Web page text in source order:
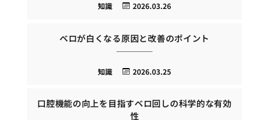
2026.03.26
知識
ベロが白くなる原因と改善のポイント
2026.03.25
知識
口腔機能の向上を目指すベロ回しの科学的な有効
性